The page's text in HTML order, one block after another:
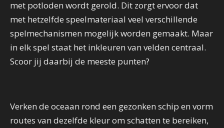
met potloden wordt gerold. Dit zorgt ervoor dat
met hetzelfde speelmateriaal veel verschillende
spelmechanismen mogelijk worden gemaakt. Maar
in elk spel staat het inkleuren van velden centraal.
Scoor jij daarbij de meeste punten?
Verken de oceaan rond een gezonken schip en vorm
routes van dezelfde kleur om schatten te bereiken,